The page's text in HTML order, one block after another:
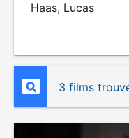
Haas, Lucas
3 films